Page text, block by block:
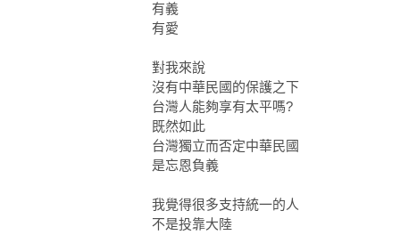
有義
有愛
對我來說
沒有中華民國的保護之下
台灣人能夠享有太平嗎?
既然如此
台灣獨立而否定中華民國
是忘恩負義
我覺得很多支持統一的人
不是投靠大陸